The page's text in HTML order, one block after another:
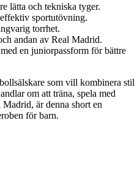
lätta och tekniska tyger.
sportutövning.
torrhet.
andan av Real Madrid.
med en juniorpassform för bättre
som vill kombinera stil
om att träna, spela med
är denna short en
för barn.